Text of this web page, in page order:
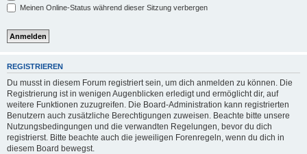
Meinen Online-Status während dieser Sitzung verbergen
REGISTRIEREN
Du musst in diesem Forum registriert sein, um dich anmelden zu können. Die
Registrierung ist in wenigen Augenblicken erledigt und ermöglicht dir, auf
weitere Funktionen zuzugreifen. Die Board-Administration kann registrierten
Benutzern auch zusätzliche Berechtigungen zuweisen. Beachte bitte unsere
Nutzungsbedingungen und die verwandten Regelungen, bevor du dich
registrierst. Bitte beachte auch die jeweiligen Forenregeln, wenn du dich in
diesem Board bewegst.